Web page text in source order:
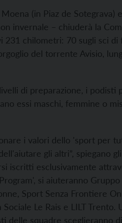
(in Piaz de Sotegrava)
invernale – chiuderà la
231 chilometri: 70 sugli sci
del torrente Avisio,
di preparazione, i
essi maschi, femmine o
i valori dello 'sport per
gli altri”, spiegano
iscritti esclusivamente
si aiuteranno
Sport Senza Frontiere
Le Rais e LILT
delle squadre sceglieranno